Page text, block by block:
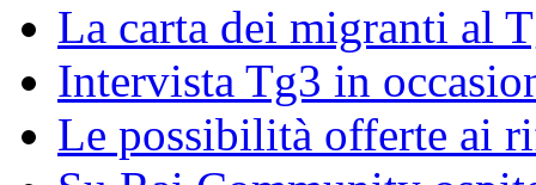
La carta dei migranti al
Intervista Tg3 in
Le possibilità offerte ai